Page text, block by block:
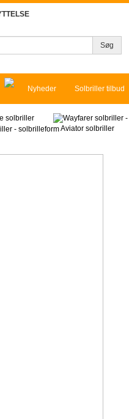
Søg
Nyheder Solbriller tilbud
solbriller
Aviator solbriller